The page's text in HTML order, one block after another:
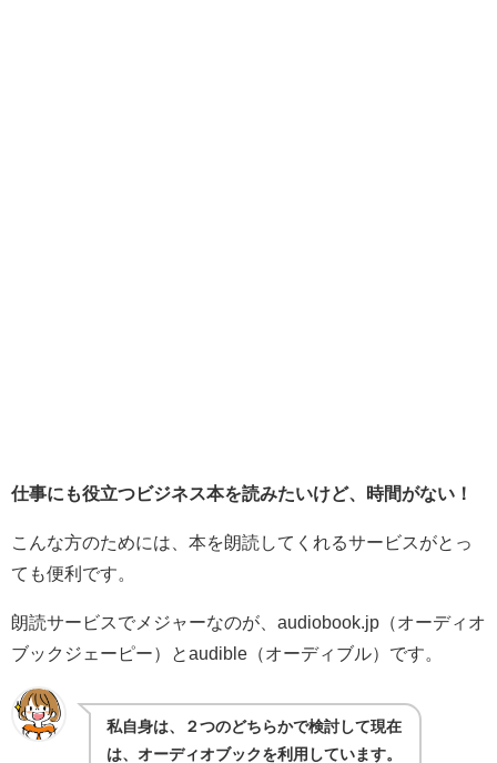
仕事にも役立つビジネス本を読みたいけど、時間がない！
こんな方のためには、本を朗読してくれるサービスがとっ
ても便利です。
朗読サービスでメジャーなのが、 audiobook.jp（オーディオ
ブックジェーピー）とaudible（オーディブル）です。
私自身は、２つのどちらかで検討して現在
は、オーディオブックを利用しています。